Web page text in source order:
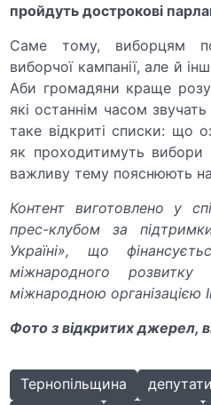
пройдуть дострокові
Саме тому, виборцям
виборчої кампанії, але й
Аби громадяни краще
які останнім часом
таке відкриті списки: що
як проходитимуть
важливу тему пояснюють на
Контент виготовлено у
прес-клубом за
Україні», що
міжнародного
міжнародною організацією
Фото з відкритих джерел,
Тернопільщина депутати